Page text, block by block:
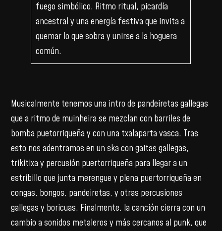
fuego simbólico. Ritmo ritual, picardía
ancestral y una energía festiva que invita a
quemar lo que sobra y unirse a la hoguera
común.
Musicalmente tenemos una intro de pandeiretas gallegas
que a ritmo de muinheira se mezclan con barriles de
bomba puetorriqueña y con una txalaparta vasca. Tras
esto nos adentramos en un ska con gaitas gallegas,
trikitixa y percusión puertorriqueña para llegar a un
estribillo que junta merengue y plena puertorriqueña en
congas, bongos, pandeiretas, y otras percusiones
gallegas y boricuas. Finalmente, la canción cierra con un
cambio a sonidos metaleros y más cercanos al punk, que